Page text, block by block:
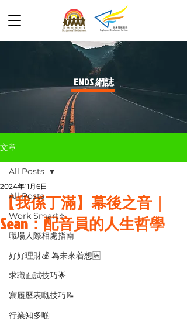
​EMDS 網誌
文章
All Posts
Work Smart⭐️
職場人際相處指南
好好理財💰 為未來着想🈵
求職面試技巧🌟
寫履歷表嘅技巧📝
行業知多啲
All Posts
【我係丁滿】幕後之音｜
Sean：配音員的人生哲學
2024年11月6日